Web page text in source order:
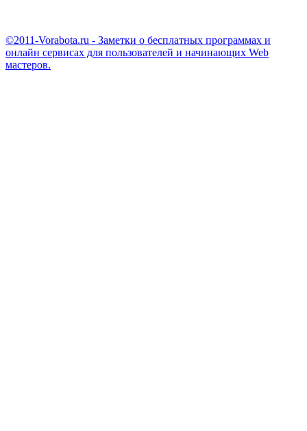
©2011-Vorabota.ru - Заметки о бесплатных программах и
онлайн сервисах для пользователей и начинающих Web
мастеров.